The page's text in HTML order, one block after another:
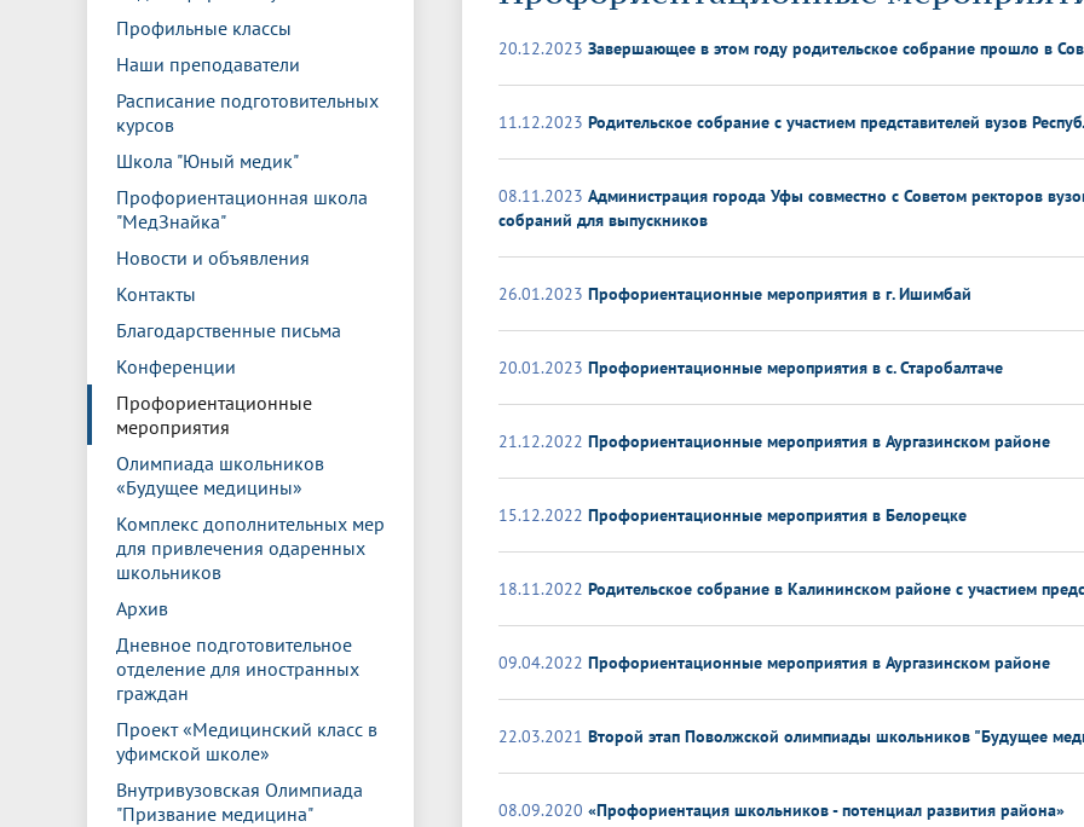
Электронный ящик доверия
БГМУ
Абитуриенту
Эндаумент
Вопрос-ответ
Управление международной
деятельности
Отдел ординатуры
Расписание
Федеральный аккредитационный
центр
Научно-образовательный
медицинский кластер
Информация для инвалидов и лиц с
ограниченными возможностями
здоровья
Медицинский инспектор
здравоохранения
Независимая оценка качества
образования
Профессиональное обучение
Инновационные
проекты
Итоги научно-исследовательской
работы
испытания, ЛЭК
Аспирантура
Конференции и форумы
Лаборатории мегагранта
Полезные интернет-ссылки
Проблемные научные комиссии
деятельности
Институт урологии и клинической
онкологии
Репозиторий БГМУ Евразийский НОЦ
Санаторий-профилакторий БГМУ
Профсоюз обучающихся БГМУ
Профсоюзный комитет
Совет обучающихся
Ассоциация выпускников
Работа музеев на кафедрах
Золотой фонд БГМУ
Штаб студенческих отрядов БГМУ
Первичное отделение «Движение
Профильные классы
Наши преподаватели
Расписание подготовительных
курсов
Школа "Юный медик"
Профориентационная школа
"МедЗнайка"
Новости и объявления
Контакты
Благодарственные письма
Конференции
Профориентационные
мероприятия
Олимпиада школьников
«Будущее медицины»
Комплекс дополнительных мер
для привлечения одаренных
школьников
Архив
Дневное подготовительное
отделение для иностранных
граждан
Проект «Медицинский класс в
уфимской школе»
Внутривузовская Олимпиада
"Призвание медицина"
20.12.2023 Завершающее в этом году родительское собрание прошло в
11.12.2023 Родительское собрание с участием представителей вузов
08.11.2023 Администрация города Уфы совместно с Советом ректоров
собраний для выпускников
26.01.2023 Профориентационные мероприятия в г. Ишимбай
20.01.2023 Профориентационные мероприятия в с. Старобалтаче
21.12.2022 Профориентационные мероприятия в Аургазинском районе
15.12.2022 Профориентационные мероприятия в Белорецке
18.11.2022 Родительское собрание в Калининском районе с участием
09.04.2022 Профориентационные мероприятия в Аургазинском районе
22.03.2021 Второй этап Поволжской олимпиады школьников "Будущее
08.09.2020 «Профориентация школьников - потенциал развития района»